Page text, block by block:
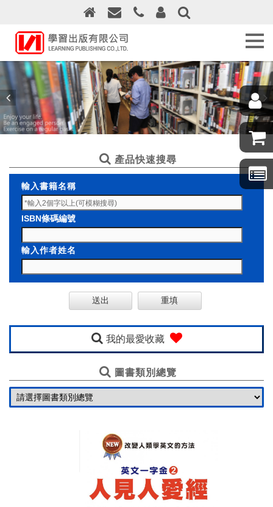
習
出
最
新
消
訂
購
知
線
上
一
口
氣
產品快速搜尋
輸入書籍名稱
ISBN條碼編號
輸入作者姓名
我的最愛收藏
圖書類別總覽